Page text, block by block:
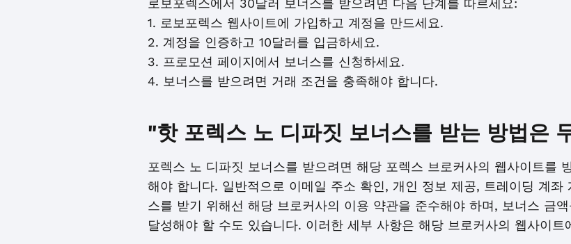
로보포렉스에서 30달러 보너스를 받으려면 다음 단계를 따르세요:
1. 로보포렉스 웹사이트에 가입하고 계정을 만드세요.
2. 계정을 인증하고 10달러를 입금하세요.
3. 프로모션 페이지에서 보너스를 신청하세요.
4. 보너스를 받으려면 거래 조건을 충족해야 합니다.
"핫 포렉스 노 디파짓 보너스를 받는 방법은
포렉스 노 디파짓 보너스를 받으려면 해당 포렉스 브로커사의 웹사이트를
해야 합니다. 일반적으로 이메일 주소 확인, 개인 정보 제공, 트레이딩 계좌
스를 받기 위해선 해당 브로커사의 이용 약관을 준수해야 하며, 보너스 금
달성해야 할 수도 있습니다. 이러한 세부 사항은 해당 브로커사의 웹사이트